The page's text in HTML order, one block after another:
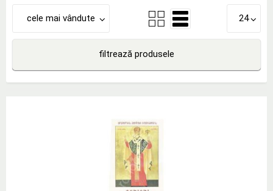
cele mai vândute 24
filtrează produsele